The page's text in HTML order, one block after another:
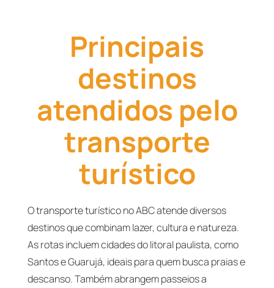
Principais
destinos
atendidos pelo
transporte
turístico
O transporte turístico no ABC atende diversos
destinos que combinam lazer, cultura e natureza.
As rotas incluem cidades do litoral paulista, como
Santos e Guarujá, ideais para quem busca praias e
descanso. Também abrangem passeios a